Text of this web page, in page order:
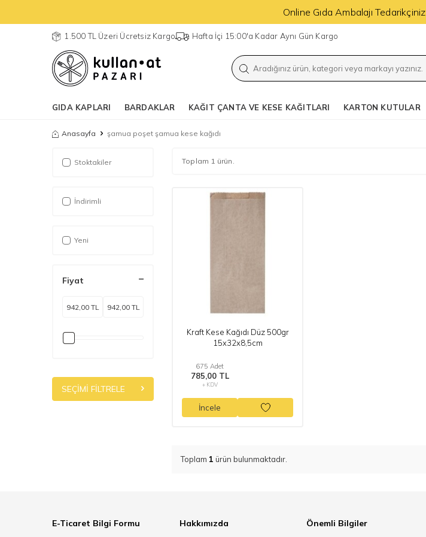
Online Gıda Ambalajı Tedarikçiniz
1.500 TL Üzeri Ücretsiz Kargo Hafta İçi 15:00'a Kadar Aynı Gün Kargo
GIDA KAPLARI BARDAKLAR KAĞIT ÇANTA VE KESE KAĞITLARI KARTON KUTULAR
Anasayfa şamua poşet şamua kese kağıdı
Stoktakiler
İndirimli
Yeni
Fiyat
SEÇIMI FILTRELE
Toplam 1 ürün.
Kraft Kese Kağıdı Düz 500gr
15x32x8,5cm
675 Adet
785,00 TL
+ KDV
İncele
Toplam 1 ürün bulunmaktadır.
E-Ticaret Bilgi Formu Hakkımızda Önemli Bilgiler